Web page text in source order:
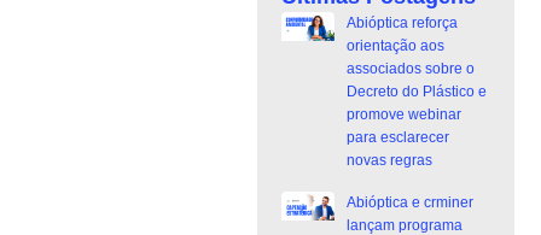
Abióptica reforça
orientação aos
associados sobre o
Decreto do Plástico e
promove webinar
para esclarecer
novas regras
Abióptica e crminer
lançam programa